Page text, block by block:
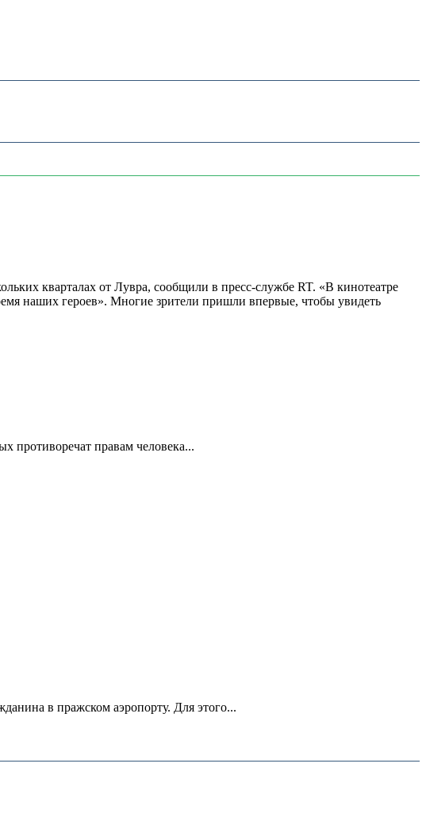
кварталах от Лувра, сообщили в пресс-службе RT. «В кинотеатре
наших героев». Многие зрители пришли впервые, чтобы увидеть
противоречат правам человека...
в пражском аэропорту. Для этого...